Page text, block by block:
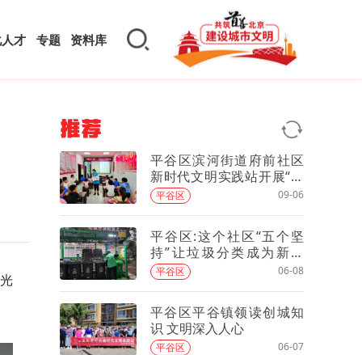
才 专题 资料库
推荐
平谷区滨河街道府前社区
新时代文明实践站开展“读
懂历史——故宫”全民阅读
活动
平谷区 09-06
平谷区:这个社区“五个坚
持”让垃圾分类成为新时
尚！
平谷区 06-08
平谷区平谷镇领读创城知
识 文明深入人心
平谷区 06-07